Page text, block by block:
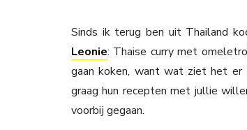
Sinds ik terug ben uit Thailand
Leonie: Thaise curry met
gaan koken, want wat ziet het er
graag hun recepten met jullie
voorbij gegaan.